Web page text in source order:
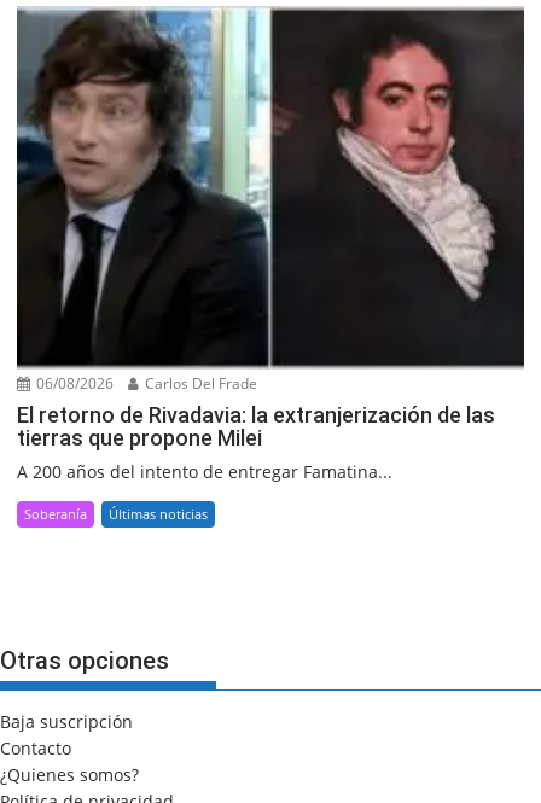
06/08/2026 Carlos Del Frade
El retorno de Rivadavia: la extranjerización de las
tierras que propone Milei
A 200 años del intento de entregar Famatina...
Soberanía Últimas noticias
Otras opciones
Baja suscripción
Contacto
¿Quienes somos?